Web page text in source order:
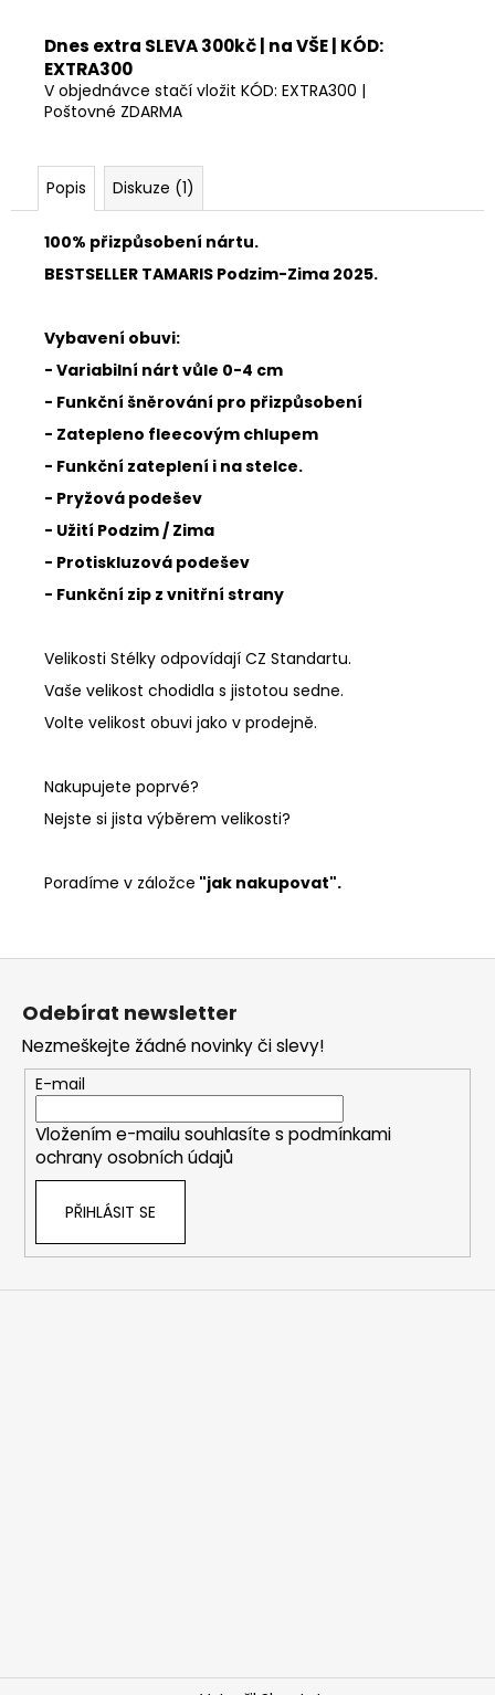
Dnes extra SLEVA 300kč | na VŠE | KÓD:
EXTRA300
V objednávce stačí vložit KÓD: EXTRA300 |
Poštovné ZDARMA
Popis Diskuze (1)
100% přizpůsobení nártu.
BESTSELLER TAMARIS Podzim-Zima 2025.
Vybavení obuvi:
- Variabilní nárt vůle 0-4 cm
- Funkční šněrování pro přizpůsobení
- Zatepleno fleecovým chlupem
- Funkční zateplení i na stelce.
- Pryžová podešev
- Užití Podzim / Zima
- Protiskluzová podešev
- Funkční zip z vnitřní strany
Velikosti Stélky odpovídají CZ Standartu.
Vaše velikost chodidla s jistotou sedne.
Volte velikost obuvi jako v prodejně.
Nakupujete poprvé?
Nejste si jista výběrem velikosti?
Poradíme v záložce "jak nakupovat".
Z
Odebírat newsletter
Nezmeškejte žádné novinky či slevy!
E-mail
Vložením e-mailu souhlasíte s podmínkami
ochrany osobních údajů
PŘIHLÁSIT SE